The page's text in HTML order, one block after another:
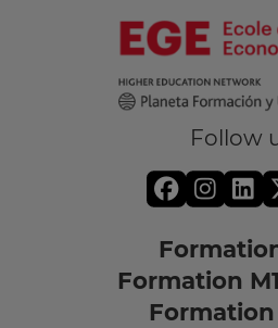
Follow
Formation
Formation